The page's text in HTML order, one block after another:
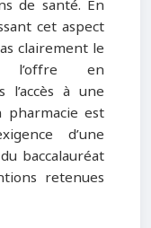
de santé. En
cet aspect
clairement le
l’offre en
l’accès à une
est
d’une
baccalauréat
retenues